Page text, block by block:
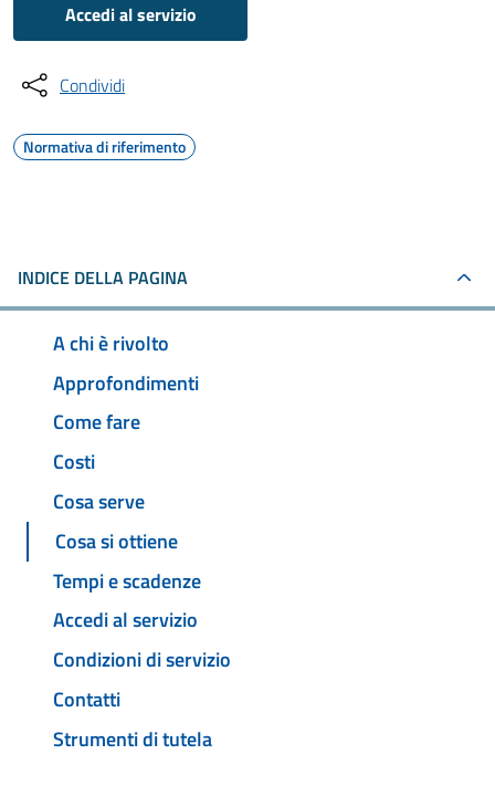
Accedi al servizio
Condividi
Normativa di riferimento
INDICE DELLA PAGINA
A chi è rivolto
Approfondimenti
Come fare
Costi
Cosa serve
Cosa si ottiene
Tempi e scadenze
Accedi al servizio
Condizioni di servizio
Contatti
Strumenti di tutela